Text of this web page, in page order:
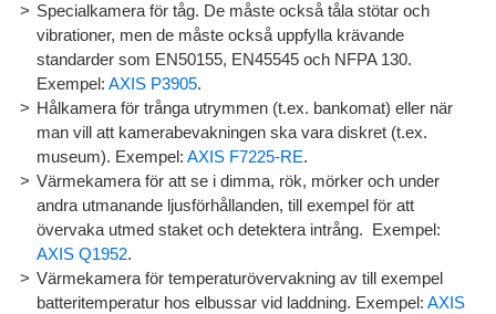
Specialkamera för tåg. De måste också tåla stötar och
vibrationer, men de måste också uppfylla krävande
standarder som EN50155, EN45545 och NFPA 130.
Exempel: AXIS P3905.
Hålkamera för trånga utrymmen(t.ex. bankomat) eller när
man vill att kamerabevakningen ska vara diskret (t.ex.
museum). Exempel: AXIS F7225-RE.
Värmekamera för att se i dimma, rök, mörkeroch under
andra utmanande ljusförhållanden, till exempel för att
övervaka utmed staket och detektera intrång. Exempel:
AXIS Q1952.
Värmekamera för temperaturövervakningav till exempel
batteritemperatur hos elbussar vid laddning. Exempel: AXIS